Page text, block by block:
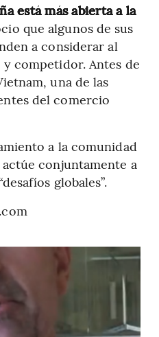
está más abierta a la
que algunos de sus
a considerar al
competidor. Antes de
una de las
del comercio
a la comunidad
conjuntamente a
globales”.